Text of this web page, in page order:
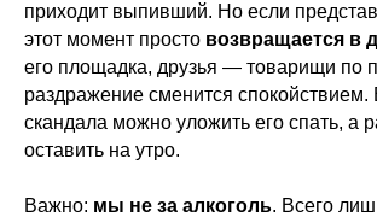
приходит выпивший. Но если
этот момент просто возвращается в
его площадка, друзья — товарищи по
раздражение сменится спокойствием.
скандала можно уложить его спать, а
оставить на утро.
Важно: мы не за алкоголь. Всего